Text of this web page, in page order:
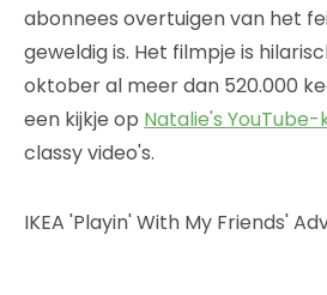
abonnees overtuigen van het
geweldig is. Het filmpje is
oktober al meer dan 520.000
een kijkje op Natalie's
classy video's.
IKEA 'Playin' With My Friends'